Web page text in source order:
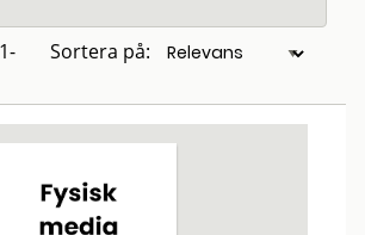
Sortera på: